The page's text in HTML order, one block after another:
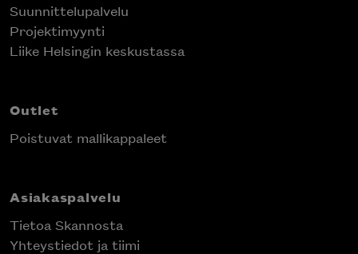
Suunnittelupalvelu
Projektimyynti
Liike Helsingin keskustassa
Outlet
Poistuvat mallikappaleet
Asiakaspalvelu
Tietoa Skannosta
Yhteystiedot ja tiimi